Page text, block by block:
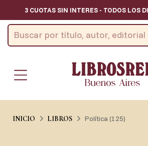
SIN INTERES - TODOS LOS DIAS // CON
INICIO LIBROS Política (125)